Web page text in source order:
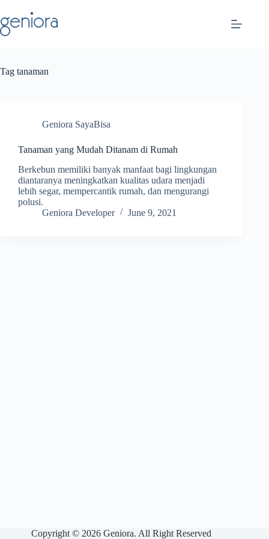
to
content
Tag tanaman
Geniora SayaBisa
Tanaman yang Mudah Ditanam di Rumah
Berkebun memiliki banyak manfaat bagi lingkungan
diantaranya meningkatkan kualitas udara menjadi
lebih segar, mempercantik rumah, dan mengurangi
polusi.
Geniora Developer
June 9, 2021
Copyright © 2026 Geniora. All Right Reserved